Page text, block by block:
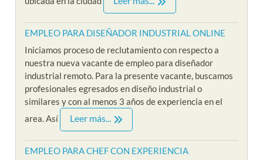
EMPLEO PARA DISEÑADOR INDUSTRIAL ONLINE
Iniciamos proceso de reclutamiento con respecto a
nuestra nueva vacante de empleo para diseñador
industrial remoto. Para la presente vacante, buscamos
profesionales egresados en diseño industrial o
similares y con al menos 3 años de experiencia en el
area. Así
Leer más...
EMPLEO PARA CHEF CON EXPERIENCIA